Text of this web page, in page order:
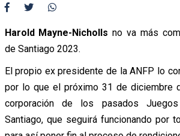
Harold Mayne-Nicholls no va más
de Santiago 2023.
El propio ex presidente de la ANFP lo
por lo que el próximo 31 de diciembre
corporación de los pasados Juegos
Santiago, que seguirá funcionando por